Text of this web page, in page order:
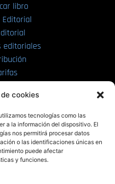
cookies
tecnologías como las
a la información del dispositivo. El
nos permitirá procesar datos
o las identificaciones únicas en
puede afectar
y funciones.
libro
Editorial
editoriales
| Films
| Play
| LAB